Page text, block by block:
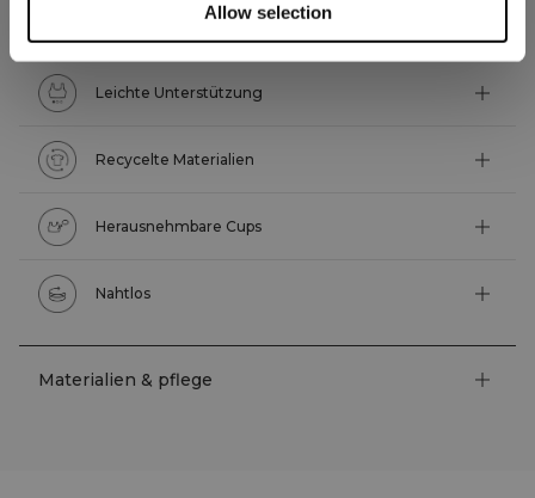
Allow selection
Technische Funktionen
Leichte Unterstützung
Recycelte Materialien
Herausnehmbare Cups
Nahtlos
Materialien & pflege